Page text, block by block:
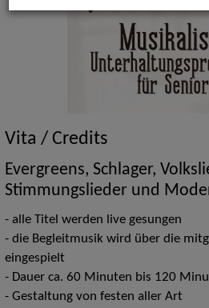
Vita / Credits
Evergreens, Schlager,
Stimmungslieder und
- alle Titel werden live gesungen
- die Begleitmusik wird über die
eingespielt
- Dauer ca. 60 Minuten bis 120
- Gestaltung von festen aller Art